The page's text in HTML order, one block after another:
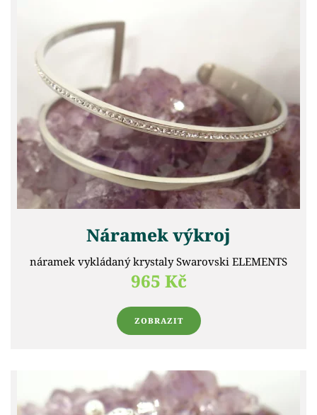
Náramek výkroj
náramek vykládaný krystaly Swarovski ELEMENTS
965 Kč
ZOBRAZIT